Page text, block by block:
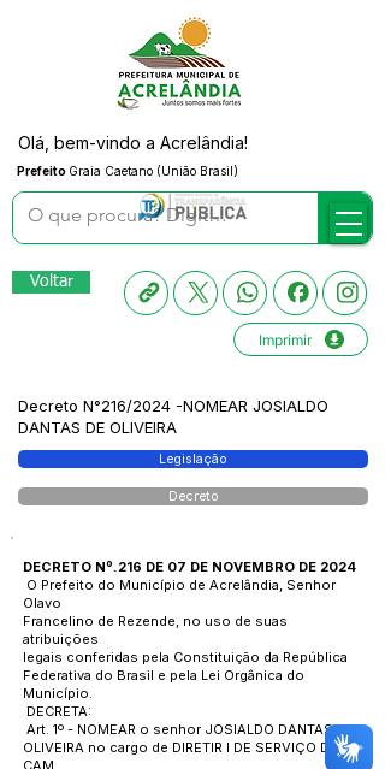
Prefeito Graia Caetano (União Brasil)
Olá, bem-vindo a Acrelândia!
Voltar
Imprimir
Decreto N°216/2024 -NOMEAR JOSIALDO
DANTAS DE OLIVEIRA
Legislação
Decreto
DECRETO Nº.216 DE 07 DE NOVEMBRO DE 2024
O Prefeito do Município de Acrelândia, Senhor
Olavo
Francelino de Rezende, no uso de suas
atribuições
legais conferidas pela Constituição da República
Federativa do Brasil e pela Lei Orgânica do
Município.
DECRETA:
Art. 1º - NOMEAR o senhor JOSIALDO DANTAS DE
OLIVEIRA no cargo de DIRETIR I DE SERVIÇO DE
CAM